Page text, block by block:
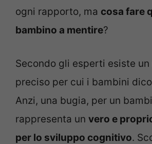
ogni rapporto, ma cosa fare
bambino a mentire?
Secondo gli esperti esiste
preciso per cui i bambini
Anzi, una bugia, per un
rappresenta un vero e
per lo sviluppo cognitivo.